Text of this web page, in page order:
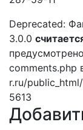
Deprecated:
3.0.0
comments.php
r.ru/
5613